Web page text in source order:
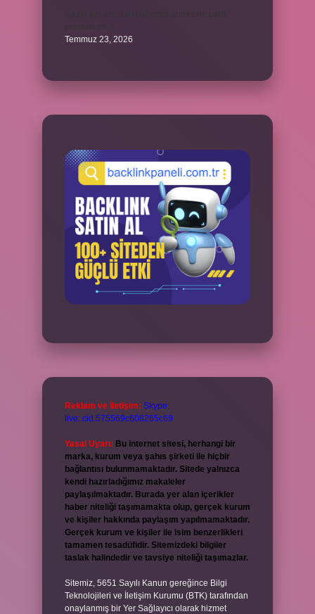
Temmuz 23, 2026
Reklam ve İletişim: Skype:
live:.cid.575569c608265c69
Yasal Uyarı: Bu internet sitesi, herhangi bir
marka, kurum veya şahıs şirketi ile hiçbir
bağlantısı bulunmamaktadır. Sitede yalnızca
kendi hazırladığımız makaleler
paylaşılmaktadır. Burada yer alan içerikler
haber niteliği taşımamakta olup, gerçek kurum
ve kişiler hakkında paylaşım yapılmamaktadır.
Gerçek kurum ve kişiler ile isim benzerlikleri
tamamen tesadüfidir. Sitemizdeki bilgiler
taslak halindedir ve tavsiye niteliği taşımazlar.
Sitemiz, 5651 Sayılı Kanun gereğince Bilgi
Teknolojileri ve İletişim Kurumu (BTK) tarafından
onaylanmış bir Yer Sağlayıcı olarak hizmet